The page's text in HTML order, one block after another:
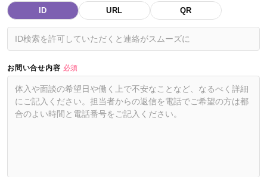
ID URL QR
お問い合せ内容 必須